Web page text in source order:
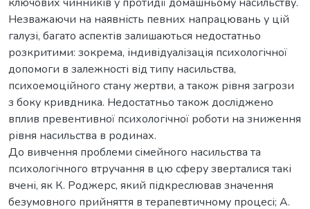
Незважаючи на наявність певних напрацювань у цій
галузі, багато аспектів залишаються недостатньо
розкритими: зокрема, індивідуалізація психологічної
допомоги в залежності від типу насильства,
психоемоційного стану жертви, а також рівня загрози
з боку кривдника. Недостатньо також досліджено
вплив превентивної психологічної роботи на зниження
рівня насильства в родинах.
До вивчення проблеми сімейного насильства та
психологічного втручання в цю сферу зверталися такі
вчені, як К. Роджерс, який підкреслював значення
безумовного прийняття в терапевтичному процесі; А.